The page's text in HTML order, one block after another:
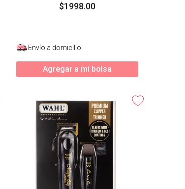
$1998.00
Envío a domicilio
Agregar a mi bolsa